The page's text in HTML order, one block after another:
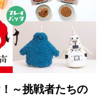
～挑戦者たちの